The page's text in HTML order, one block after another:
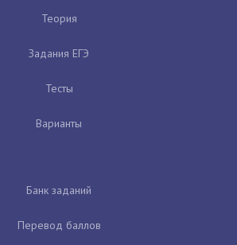
Теория
Задания ЕГЭ
Тесты
Варианты
Банк заданий
Перевод баллов